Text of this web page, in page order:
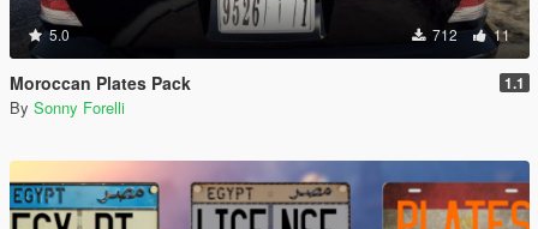
5.0 712 11
Moroccan Plates Pack 1.1
By Sonny Forelli